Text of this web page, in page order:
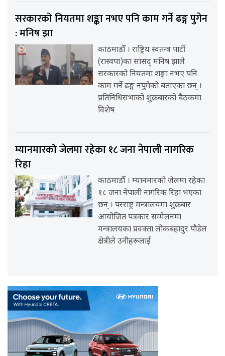
सरकारको नियतमा शङ्का नभए पनि काम गर्ने ढङ्ग पुगेन
: मनिष झा
काठमाडौँ । राष्ट्रिय स्वतन्त्र पार्टी
(रास्वपा)का सांसद् मनिष झाले
सरकारको नियतमा शङ्का नभए पनि
काम गर्ने ढङ्ग नपुगेको बताएका छन् ।
प्रतिनिधिसभाको शुक्रबारको बैठकमा
विशेष
म्यानमारको जेलमा रहेका १८ जना नेपाली नागरिक
रिहा
काठमाडौँ । म्यानमारको जेलमा रहेका
१८ जना नेपाली नागरिक रिहा भएका
छन् । परराष्ट्र मन्त्रालयमा शुक्रबार
आयोजित पत्रकार सम्मेलनमा
मन्त्रालयका प्रवक्ता लोकबहादुर पौडेल
क्षेत्रीले उनीहरूलाई